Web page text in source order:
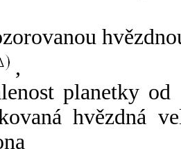
,
planetky od
hvězdná